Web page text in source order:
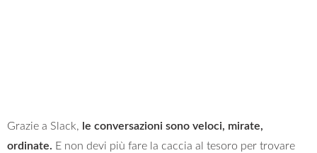
Grazie a Slack, le conversazioni sono veloci, mirate,
ordinate. E non devi più fare la caccia al tesoro per trovare